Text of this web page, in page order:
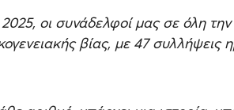
οι συνάδελφοί μας σε όλη
βίας, με 47